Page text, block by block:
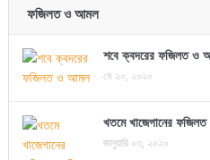
ফজিলত ও আমল
শবে ক্বদরের ফজিলত ও
মে ২০, ২০২০
খতমে খাজেগানের
জানুয়ারি ০৩, ২০২০